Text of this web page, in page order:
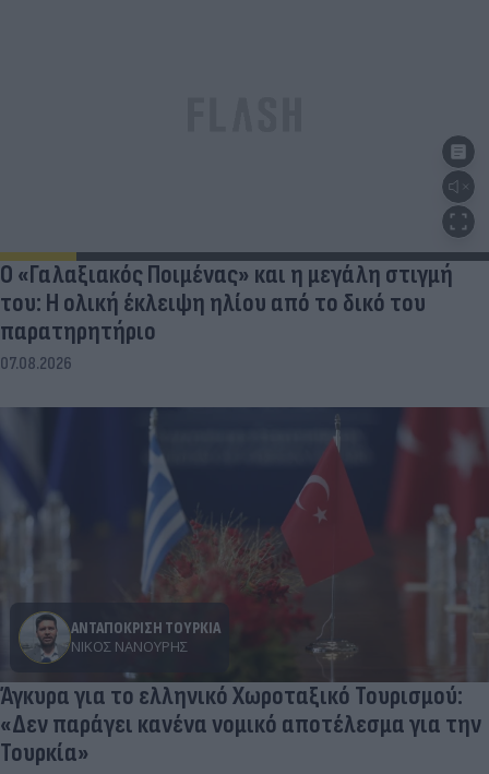
Ο «Γαλαξιακός Ποιμένας» και η μεγάλη στιγμή
του: Η ολική έκλειψη ηλίου από το δικό του
παρατηρητήριο
07.08.2026
ΑΝΤΑΠΟΚΡΙΣΗ ΤΟΥΡΚΙΑ
ΝΊΚΟΣ ΝΑΝΟΎΡΗΣ
Άγκυρα για το ελληνικό Χωροταξικό Τουρισμού:
«Δεν παράγει κανένα νομικό αποτέλεσμα για την
Τουρκία»